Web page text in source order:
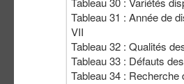
Tableau 31 : Année de
VII
Tableau 32 : Qualités
Tableau 33 : Défauts
Tableau 34 :